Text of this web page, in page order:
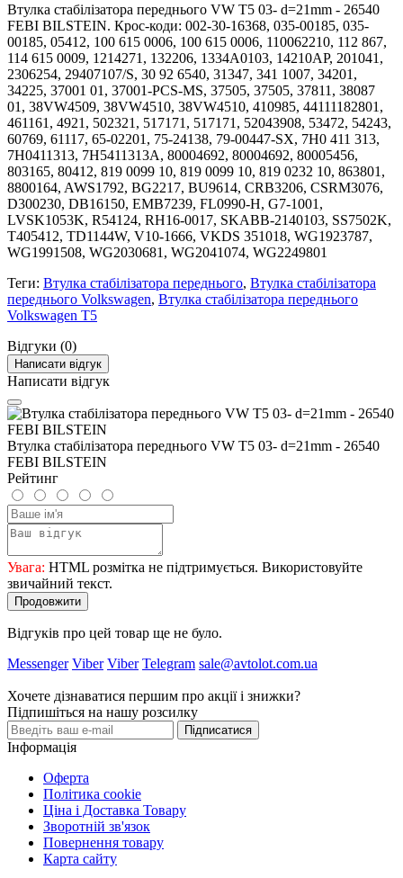
Втулка стабілізатора переднього VW T5 03- d=21mm - 26540
FEBI BILSTEIN. Крос-коди: 002-30-16368, 035-00185, 035-
00185, 05412, 100 615 0006, 100 615 0006, 110062210, 112 867,
114 615 0009, 1214271, 132206, 1334A0103, 14210AP, 201041,
2306254, 29407107/S, 30 92 6540, 31347, 341 1007, 34201,
34225, 37001 01, 37001-PCS-MS, 37505, 37505, 37811, 38087
01, 38VW4509, 38VW4510, 38VW4510, 410985, 44111182801,
461161, 4921, 502321, 517171, 517171, 52043908, 53472, 54243,
60769, 61117, 65-02201, 75-24138, 79-00447-SX, 7H0 411 313,
7H0411313, 7H5411313A, 80004692, 80004692, 80005456,
803165, 80412, 819 0099 10, 819 0099 10, 819 0232 10, 863801,
8800164, AWS1792, BG2217, BU9614, CRB3206, CSRM3076,
D300230, DB16150, EMB7239, FL0990-H, G7-1001,
LVSK1053K, R54124, RH16-0017, SKABB-2140103, SS7502K,
T405412, TD1144W, V10-1666, VKDS 351018, WG1923787,
WG1991508, WG2030681, WG2041074, WG2249801
Теги: Втулка стабілізатора переднього, Втулка стабілізатора
переднього Volkswagen, Втулка стабілізатора переднього
Volkswagen T5
Відгуки (0)
Написати відгук
Написати відгук
Втулка стабілізатора переднього VW T5 03- d=21mm - 26540
FEBI BILSTEIN
Рейтинг
Увага: HTML розмітка не підтримується. Використовуйте
звичайний текст.
Продовжити
Відгуків про цей товар ще не було.
Messenger Viber Viber Telegram sale@avtolot.com.ua
Хочете дізнаватися першим про акції і знижки?
Підпишіться на нашу розсилку
Підписатися
Інформація
Оферта
Політика cookie
Ціна і Доставка Товару
Зворотній зв'язок
Повернення товару
Карта сайту